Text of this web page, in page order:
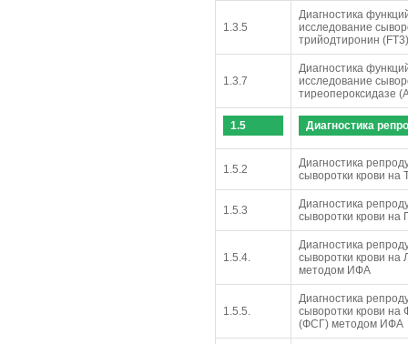
1.3.5
Диагностика
исследование
трийодтиронин
1.3.7
Диагностика
исследование
тиреопероксидазе
1.5 Диагностика
1.5.2
Диагностика
сыворотки крови
1.5.3
Диагностика
сыворотки крови
1.5.4.
Диагностика
сыворотки крови
методом ИФА
1.5.5.
Диагностика
сыворотки крови
(ФСГ) методом ИФА